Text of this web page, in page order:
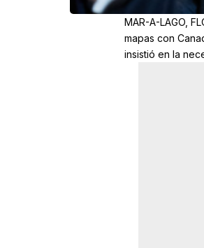
MAR-A-LAGO,
mapas con
insistió en la